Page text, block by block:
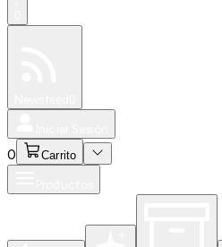
0 Carrito